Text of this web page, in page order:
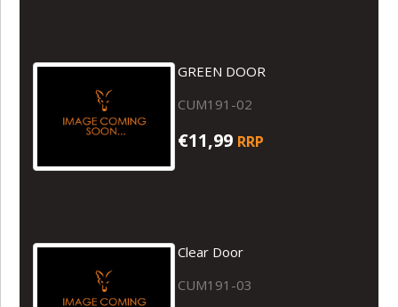
GREEN DOOR
CUM191-02
€11,99 RRP
Clear Door
CUM191-03